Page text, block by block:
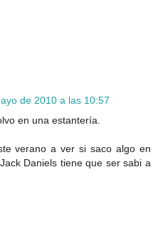
de 2010 a las 10:57
en una estantería.
verano a ver si saco algo en
Daniels tiene que ser sabi a